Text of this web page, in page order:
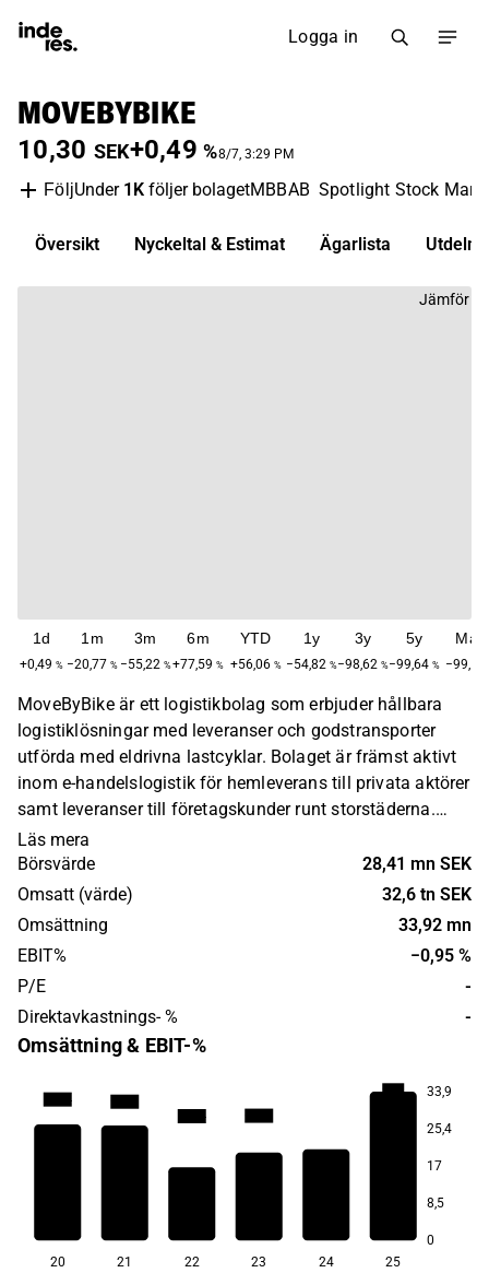
Logga in
MOVEBYBIKE
10,30 SEK+0,49 %8/7, 3:29 PM
FöljUnder 1K följer bolagetMBBAB Spotlight Stock
Översikt Nyckeltal & Estimat Ägarlista
Jämför
1d
+0,49 %
1m
−20,77 %
3m
−55,22 %
6m
+77,59 %
YTD
+56,06 %
1y
−54,82 %
3y
−98,62 %
5y
−99,64 %
Max
−99,55
MoveByBike är ett logistikbolag som erbjuder hållbara
logistiklösningar med leveranser och godstransporter
utförda med eldrivna lastcyklar. Bolaget är främst aktivt
inom e-handelslogistik för hemleverans till privata aktörer
samt leveranser till företagskunder runt storstäderna.
Verksamheten drivs via egna distributionsnät och så
kallade city-hubbar. Bolaget grundades 2012 och har sitt
huvudkontor i Malmö.
Läs mera
Börsvärde
28,41 mn SEK
Omsatt (värde)
32,6 tn SEK
Omsättning
33,92 mn
EBIT%
−0,95 %
P/E
-
Direktavkastnings- %
-
Omsättning & EBIT-%
33,9
25,4
17
8,5
0
−25,4
−70,4
−0,9
20 21 22 23 24 25